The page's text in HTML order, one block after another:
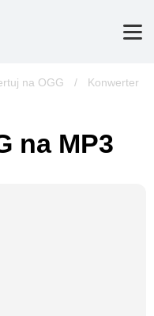
na OGG /
Konwerter
na MP3